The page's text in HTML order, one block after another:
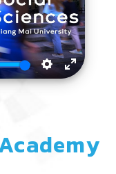
Settings
Enter